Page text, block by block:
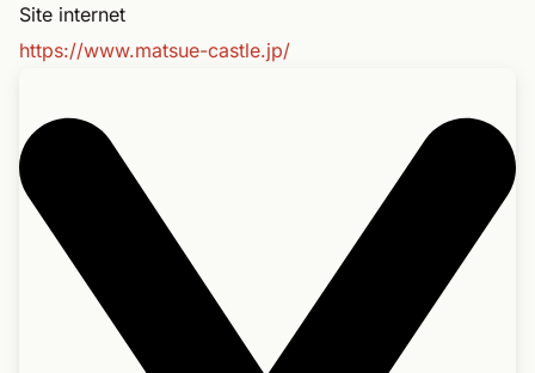
Site internet
https://www.matsue-castle.jp/